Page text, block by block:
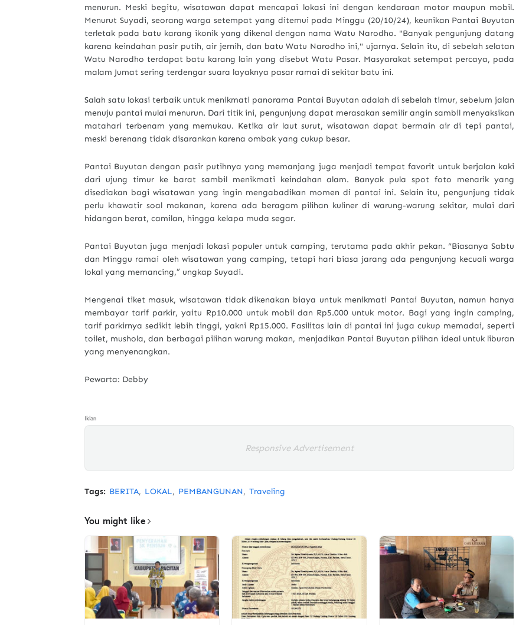
menurun. Meski begitu, wisatawan dapat mencapai lokasi ini dengan kendaraan motor maupun mobil.
Menurut Suyadi, seorang warga setempat yang ditemui pada Minggu (20/10/24), keunikan Pantai Buyutan
terletak pada batu karang ikonik yang dikenal dengan nama Watu Narodho. "Banyak pengunjung datang
karena keindahan pasir putih, air jernih, dan batu Watu Narodho ini," ujarnya. Selain itu, di sebelah selatan
Watu Narodho terdapat batu karang lain yang disebut Watu Pasar. Masyarakat setempat percaya, pada
malam Jumat sering terdengar suara layaknya pasar ramai di sekitar batu ini.
Salah satu lokasi terbaik untuk menikmati panorama Pantai Buyutan adalah di sebelah timur, sebelum jalan
menuju pantai mulai menurun. Dari titik ini, pengunjung dapat merasakan semilir angin sambil menyaksikan
matahari terbenam yang memukau. Ketika air laut surut, wisatawan dapat bermain air di tepi pantai,
meski berenang tidak disarankan karena ombak yang cukup besar.
Pantai Buyutan dengan pasir putihnya yang memanjang juga menjadi tempat favorit untuk berjalan kaki
dari ujung timur ke barat sambil menikmati keindahan alam. Banyak pula spot foto menarik yang
disediakan bagi wisatawan yang ingin mengabadikan momen di pantai ini. Selain itu, pengunjung tidak
perlu khawatir soal makanan, karena ada beragam pilihan kuliner di warung-warung sekitar, mulai dari
hidangan berat, camilan, hingga kelapa muda segar.
Pantai Buyutan juga menjadi lokasi populer untuk camping, terutama pada akhir pekan. “Biasanya Sabtu
dan Minggu ramai oleh wisatawan yang camping, tetapi hari biasa jarang ada pengunjung kecuali warga
lokal yang memancing,” ungkap Suyadi.
Mengenai tiket masuk, wisatawan tidak dikenakan biaya untuk menikmati Pantai Buyutan, namun hanya
membayar tarif parkir, yaitu Rp10.000 untuk mobil dan Rp5.000 untuk motor. Bagi yang ingin camping,
tarif parkirnya sedikit lebih tinggi, yakni Rp15.000. Fasilitas lain di pantai ini juga cukup memadai, seperti
toilet, mushola, dan berbagai pilihan warung makan, menjadikan Pantai Buyutan pilihan ideal untuk liburan
yang menyenangkan.
Pewarta: Debby
Iklan
Responsive Advertisement
Tags: BERITA LOKAL PEMBANGUNAN Traveling
You might like